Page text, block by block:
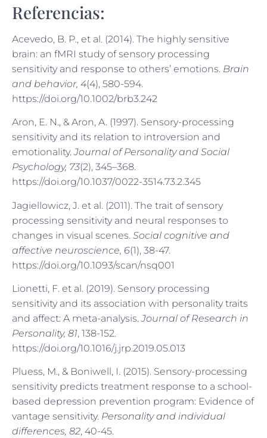
Referencias:
Acevedo, B. P., et al. (2014). The highly sensitive
brain: an fMRI study of sensory processing
sensitivity and response to others’ emotions. Brain
and behavior, 4(4), 580-594.
https://doi.org/10.1002/brb3.242
Aron, E. N., & Aron, A. (1997). Sensory-processing
sensitivity and its relation to introversion and
emotionality.Journal of Personality and Social
Psychology, 73(2), 345–368.
https://doi.org/10.1037/0022-3514.73.2.345
Jagiellowicz, J. et al. (2011). The trait of sensory
processing sensitivity and neural responses to
changes in visual scenes. Social cognitive and
affective neuroscience, 6(1), 38-47.
https://doi.org/10.1093/scan/nsq001
Lionetti, F. et al. (2019). Sensory processing
sensitivity and its association with personality traits
and affect: A meta-analysis.Journal of Research in
Personality, 81, 138-152.
https://doi.org/10.1016/j.jrp.2019.05.013
Pluess, M., & Boniwell, I. (2015). Sensory-processing
sensitivity predicts treatment response to a school-
based depression prevention program: Evidence of
vantage sensitivity. Personality and individual
differences, 82, 40-45.